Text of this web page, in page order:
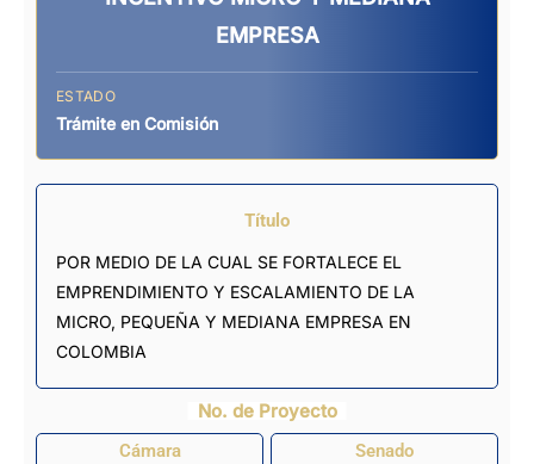
EMPRESA
ESTADO
Trámite en Comisión
Título
POR MEDIO DE LA CUAL SE FORTALECE EL
EMPRENDIMIENTO Y ESCALAMIENTO DE LA
MICRO, PEQUEÑA Y MEDIANA EMPRESA EN
COLOMBIA
No. de Proyecto
Cámara Senado